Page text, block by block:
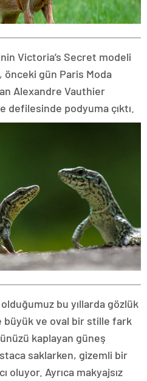
Victoria’s Secret modeli
önceki gün Paris Moda
Alexandre Vauthier
defilesinde podyuma çıktı.
bu yıllarda gözlük
büyük ve oval bir stille fark
kaplayan güneş
saklarken, gizemli bir
oluyor. Ayrıca makyajsız